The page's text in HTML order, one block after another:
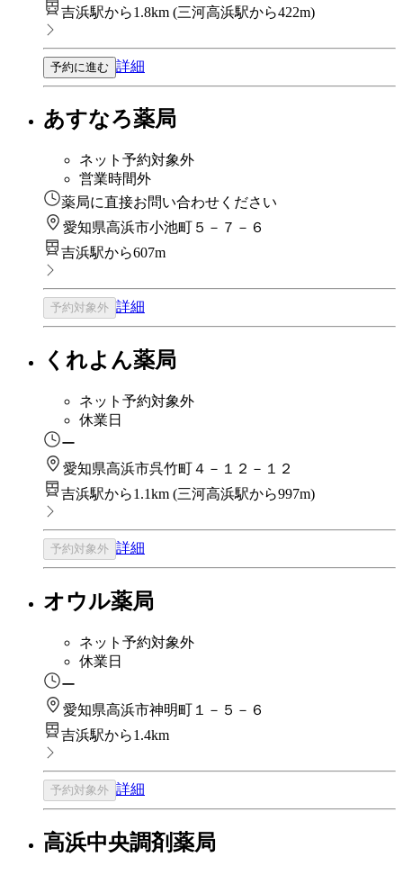
吉浜駅から1.8km (三河高浜駅から422m)
予約に進む 詳細
あすなろ薬局
ネット予約対象外
営業時間外
薬局に直接お問い合わせください
愛知県高浜市小池町５－７－６
吉浜駅から607m
予約対象外 詳細
くれよん薬局
ネット予約対象外
休業日
ー
愛知県高浜市呉竹町４－１２－１２
吉浜駅から1.1km (三河高浜駅から997m)
予約対象外 詳細
オウル薬局
ネット予約対象外
休業日
ー
愛知県高浜市神明町１－５－６
吉浜駅から1.4km
予約対象外 詳細
高浜中央調剤薬局